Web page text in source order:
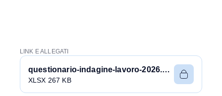
LINK E ALLEGATI
questionario-indagine-lavoro-2026.xlsx
XLSX 267 KB